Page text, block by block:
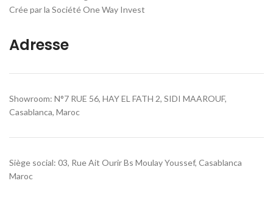
Crée par la Société One Way Invest
Adresse
Showroom: N°7 RUE 56, HAY EL FATH 2, SIDI MAAROUF,
Casablanca, Maroc
Siège social: 03, Rue Ait Ourir Bs Moulay Youssef, Casablanca
Maroc